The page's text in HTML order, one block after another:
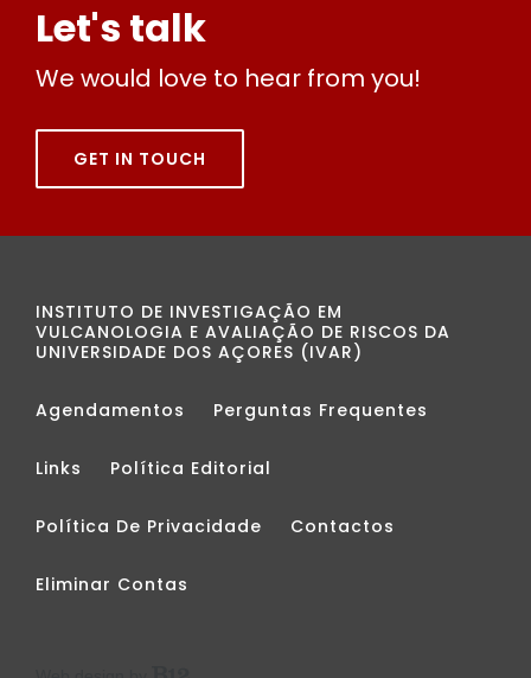
Let's talk
We would love to hear from you!
GET IN TOUCH
INSTITUTO DE INVESTIGAÇÃO EM
VULCANOLOGIA E AVALIAÇÃO DE RISCOS DA
UNIVERSIDADE DOS AÇORES (IVAR)
Agendamentos Perguntas Frequentes
Links Política Editorial
Política De Privacidade Contactos
Eliminar Contas